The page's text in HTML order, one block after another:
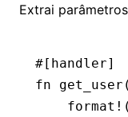
Extrai
#[handler]
fn get_user
    format!
(